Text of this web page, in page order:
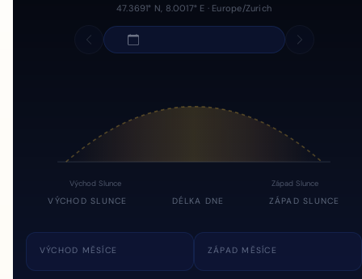
47.3691° N, 8.0017° E · Europe/Zurich
Východ Slunce Západ Slunce
VÝCHOD SLUNCE DÉLKA DNE ZÁPAD SLUNCE
VÝCHOD MĚSÍCE ZÁPAD MĚSÍCE